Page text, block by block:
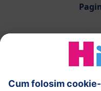
HiPP Alimentatia